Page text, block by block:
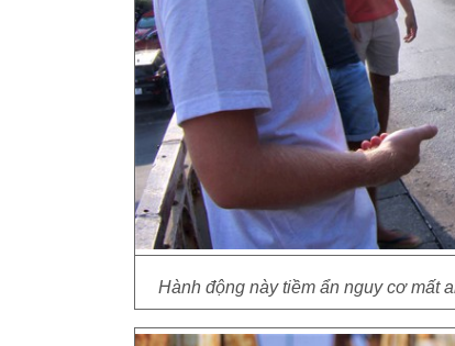
Hành động này tiềm ẩn nguy cơ mất